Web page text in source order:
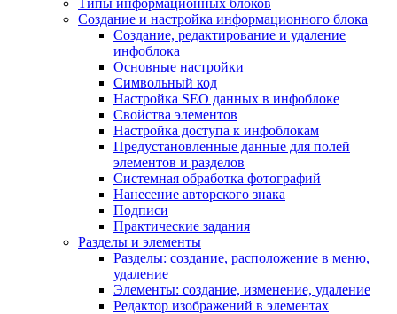
Типы информационных блоков
Создание и настройка информационного блока
Создание, редактирование и удаление
инфоблока
Основные настройки
Символьный код
Настройка SEO данных в инфоблоке
Свойства элементов
Настройка доступа к инфоблокам
Предустановленные данные для полей
элементов и разделов
Системная обработка фотографий
Нанесение авторского знака
Подписи
Практические задания
Разделы и элементы
Разделы: создание, расположение в меню,
удаление
Элементы: создание, изменение, удаление
Редактор изображений в элементах